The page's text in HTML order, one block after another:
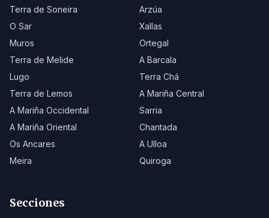
Terra de Soneira
Arzúa
O Sar
Xallas
Muros
Ortegal
Terra de Melide
A Barcala
Lugo
Terra Chá
Terra de Lemos
A Mariña Central
A Mariña Occidental
Sarria
A Mariña Oriental
Chantada
Os Ancares
A Ulloa
Meira
Quiroga
Secciones